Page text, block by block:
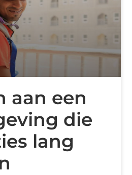
aan een
die
lang